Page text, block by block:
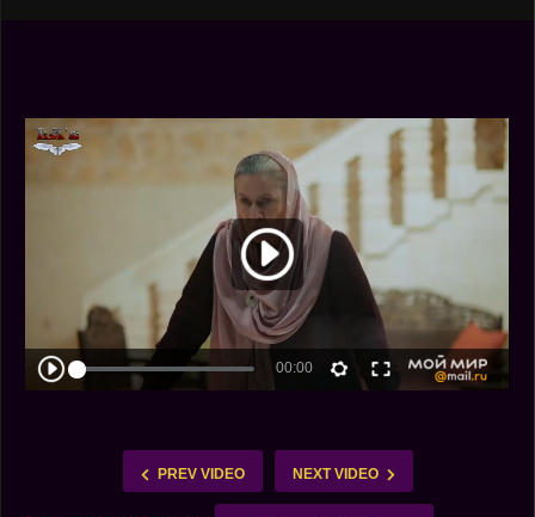
PREV VIDEO NEXT VIDEO